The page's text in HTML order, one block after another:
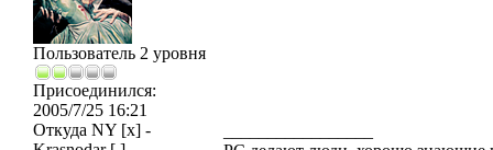
Пользователь 2 уровня
Присоединился:
2005/7/25 16:21
Откуда NY [x] -